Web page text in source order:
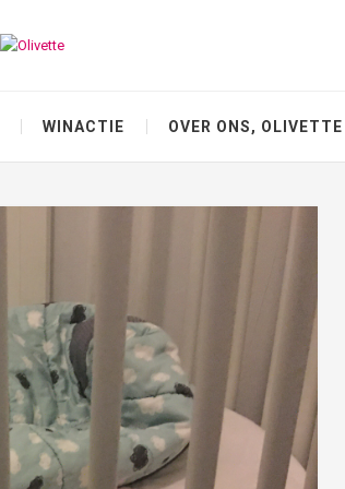
WINACTIE OVER ONS, OLIVETTE